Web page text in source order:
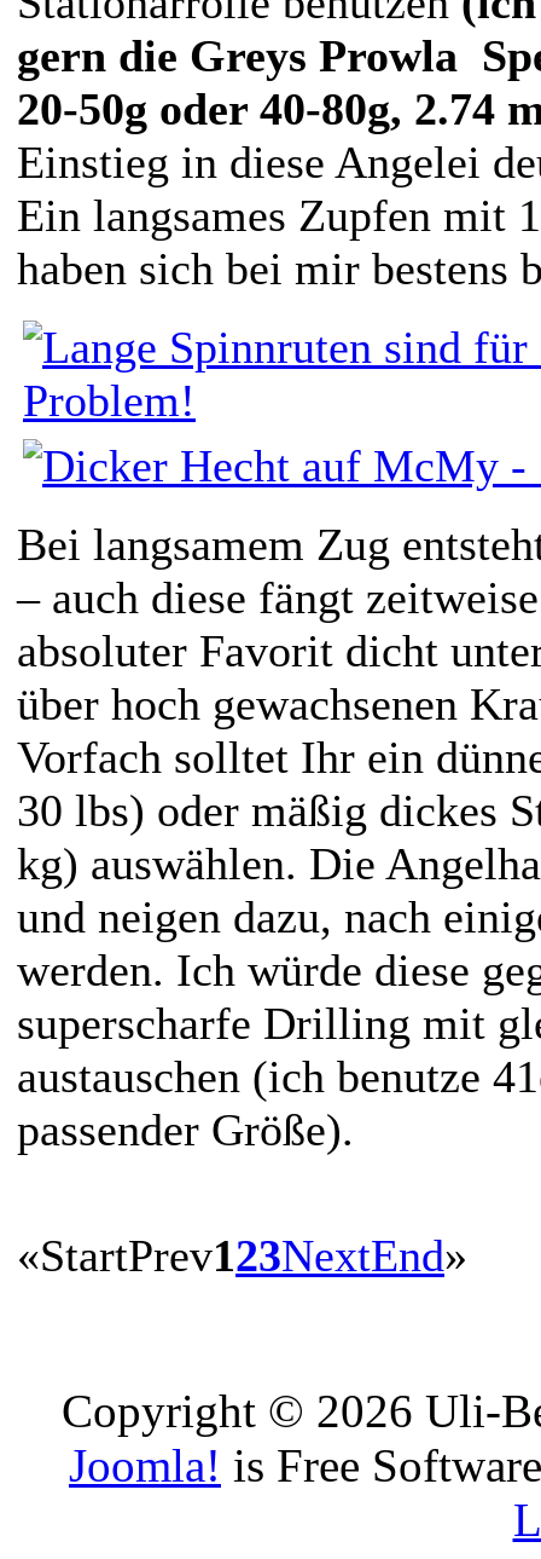
gern die Greys Prowla
20-50g oder 40-80g, 2.74
Einstieg in diese Angelei
Ein langsames Zupfen mit
haben sich bei mir bestens
Bei langsamem Zug
– auch diese fängt
absoluter Favorit dicht
über hoch gewachsenen
Vorfach solltet Ihr ein
30 lbs) oder mäßig dickes
kg) auswählen. Die
und neigen dazu, nach
werden. Ich würde diese
superscharfe Drilling mit
austauschen (ich benutze
passender Größe).
«StartPrev123NextEnd»
Copyright © 2026 Uli-
Joomla! is Free